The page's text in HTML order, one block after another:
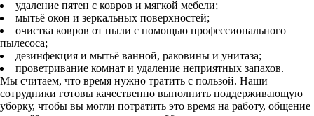
удаление пятен с ковров и мягкой мебели;
мытьё окон и зеркальных поверхностей;
очистка ковров от пыли с помощью профессионального
пылесоса;
дезинфекция и мытьё ванной, раковины и унитаза;
проветривание комнат и удаление неприятных запахов.
Мы считаем, что время нужно тратить с пользой. Наши
сотрудники готовы качественно выполнить поддерживающую
уборку, чтобы вы могли потратить это время на работу, общение